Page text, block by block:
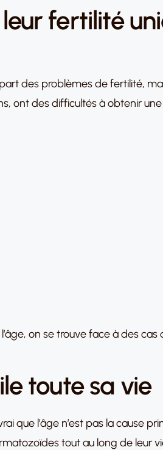
fertilité
des problèmes de fertilité,
ont des difficultés à obtenir
on se trouve face à des
toute sa vie
que l’âge n’est pas la cause
tout au long de leur